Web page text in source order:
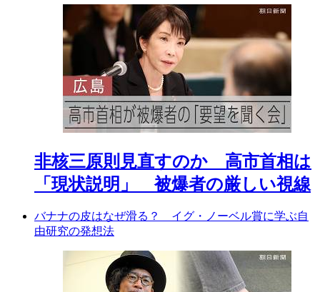
非核三原則見直すのか 高市首相は
「現状説明」 被爆者の厳しい視線
バナナの皮はなぜ滑る？ イグ・ノーベル賞に学ぶ自
由研究の発想法